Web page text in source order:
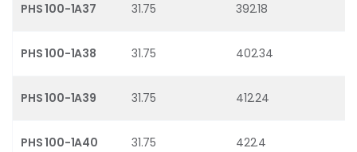
PHS 100-1A37 31.75 392.18
PHS 100-1A38 31.75 402.34
PHS 100-1A39 31.75 412.24
PHS 100-1A40 31.75 422.4